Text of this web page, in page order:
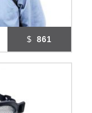
$ 861